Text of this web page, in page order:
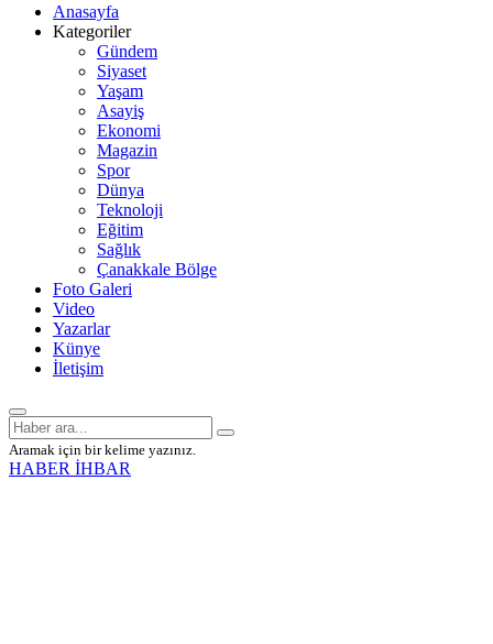
Anasayfa
Kategoriler
Gündem
Siyaset
Yaşam
Asayiş
Ekonomi
Magazin
Spor
Dünya
Teknoloji
Eğitim
Sağlık
Çanakkale Bölge
Foto Galeri
Video
Yazarlar
Künye
İletişim
Aramak için bir kelime yazınız.
HABER İHBAR